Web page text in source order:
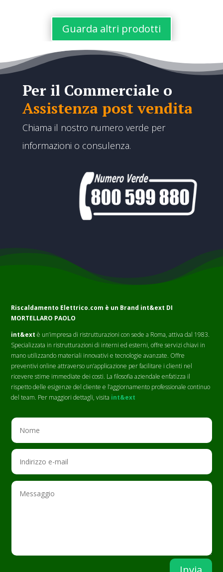
€15,00
a
Guarda altri prodotti
Per il Commerciale o
Assistenza post vendita
Chiama il nostro numero verde per
informazioni o consulenza.
Riscaldamento Elettrico.com è un Brand int&ext DI
MORTELLARO PAOLO
int&ext è un’impresa di ristrutturazioni con sede a Roma, attiva dal 1983.
Specializzata in ristrutturazioni di interni ed esterni, offre servizi chiavi in
mano utilizzando materiali innovativi e tecnologie avanzate. Offre
preventivi online attraverso un’applicazione per facilitare i clienti nel
ricevere stime immediate dei costi. La filosofia aziendale enfatizza il
rispetto delle esigenze del cliente e l’aggiornamento professionale continuo
del team. Per maggiori dettagli, visita int&ext